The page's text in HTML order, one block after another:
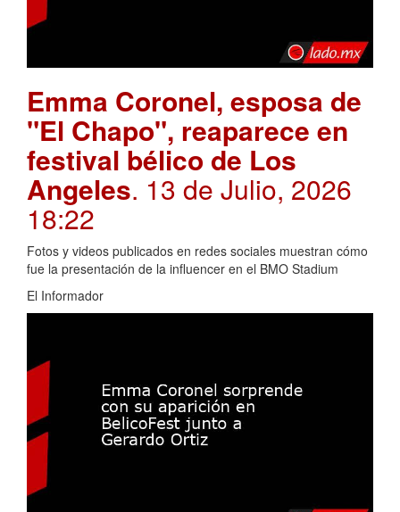
Emma Coronel, esposa de
"El Chapo", reaparece en
festival bélico de Los
Angeles. 13 de Julio, 2026
18:22
Fotos y videos publicados en redes sociales muestran cómo
fue la presentación de la influencer en el BMO Stadium
El Informador